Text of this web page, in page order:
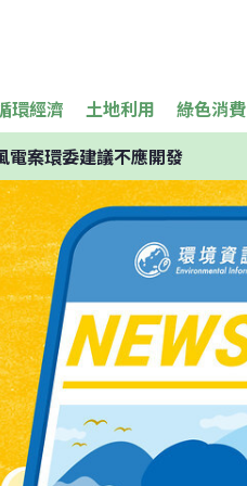
環經濟 土地利用 綠色消費
電案環委建議不應開發